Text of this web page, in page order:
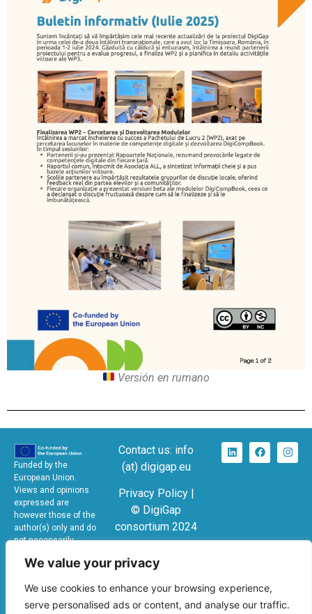
We value your privacy
We use cookies to enhance your browsing experience,
serve personalised ads or content, and analyse our traffic.
Versión en rumano
Funded by the
European Union.
Views and opinions
expressed are
however those of the
author(s) only and do
not necessarily
European Union or the
and Culture Executive
Agency (EACEA).
Contact us: info
(at) digigap.eu
Privacy Policy |
© DigiGap
consortium 2024
Cooperation
partnerships in
school education